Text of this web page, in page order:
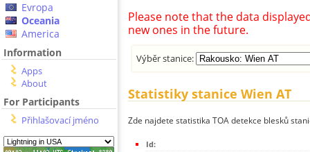
Evropa
Oceania
America
Information
Apps
About
For Participants
Přihlašovací jméno
Please note that the data
new ones in the future.
Výběr stanice:
Statistiky stanice Wien AT
Zde najdete statistika TOA detekce blesků
Id: